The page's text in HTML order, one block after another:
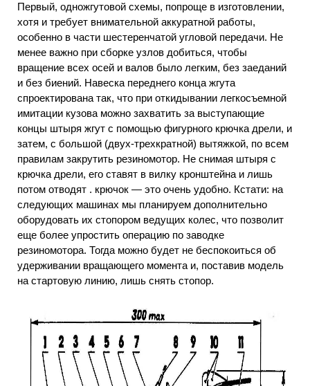
Первый, одножгутовой схемы, попроще в изготовлении,
хотя и требует внимательной аккуратной работы,
особенно в части шестеренчатой угловой передачи. Не
менее важно при сборке узлов добиться, чтобы
вращение всех осей и валов было легким, без заеданий
и без биений. Навеска переднего конца жгута
спроектирована так, что при откидывании легкосъемной
имитации кузова можно захватить за выступающие
концы штыря жгут с помощью фигурного крючка дрели, и
затем, с большой (двух-трехкратной) вытяжкой, по всем
правилам закрутить резиномотор. Не снимая штыря с
крючка дрели, его ставят в вилку кронштейна и лишь
потом отводят . крючок — это очень удобно. Кстати: на
следующих машинах мы планируем дополнительно
оборудовать их стопором ведущих колес, что позволит
еще более упростить операцию по заводке
резиномотора. Тогда можно будет не беспокоиться об
удерживании вращающего момента и, поставив модель
на стартовую линию, лишь снять стопор.